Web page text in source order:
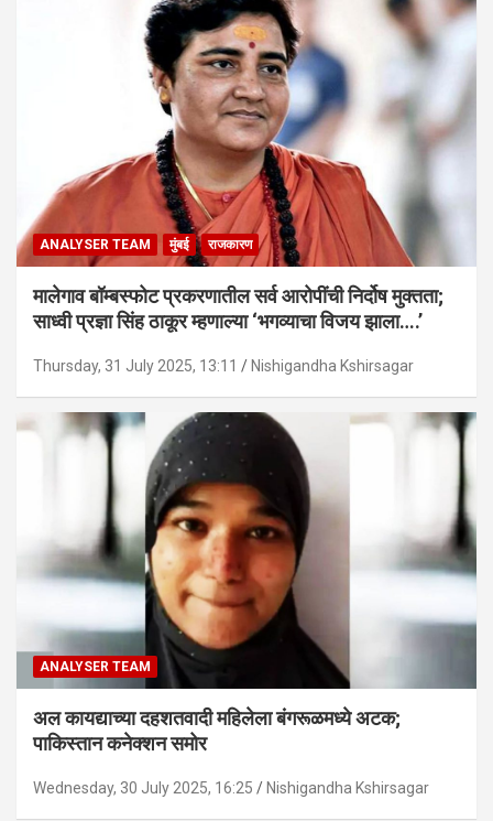
ANALYSER TEAM मुंबई राजकारण
मालेगाव बॉम्बस्फोट प्रकरणातील सर्व आरोपींची निर्दोष मुक्तता;
साध्वी प्रज्ञा सिंह ठाकूर म्हणाल्या ‘भगव्याचा विजय झाला….’
Thursday, 31 July 2025, 13:11 Nishigandha Kshirsagar
ANALYSER TEAM
अल कायद्याच्या दहशतवादी महिलेला बंगरूळमध्ये अटक;
पाकिस्तान कनेक्शन समोर
Wednesday, 30 July 2025, 16:25 Nishigandha Kshirsagar